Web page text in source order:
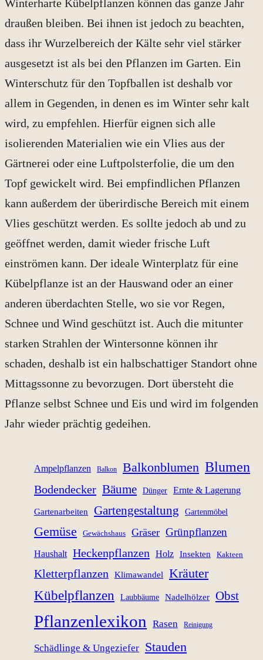
Winterharte Kübelpflanzen können das ganze Jahr
draußen bleiben. Bei ihnen ist jedoch zu beachten,
dass ihr Wurzelbereich der Kälte sehr viel stärker
ausgesetzt ist als bei den Pflanzen im Garten. Ein
Winterschutz für den Topfballen ist deshalb vor
allem in Gegenden, in denen es im Winter sehr kalt
wird, zu empfehlen. Hierfür eignen sich alle
isolierenden Materialien wie ein Vlies aus der
Gärtnerei oder eine Luftpolsterfolie, die um den
Topf gewickelt wird. Bei empfindlichen Pflanzen
kann außerdem der überirdische Bereich mit einem
Vlies geschützt werden. Es sollte jedoch ab und zu
geöffnet werden, damit wieder frische Luft
einströmen kann. Der ideale Winterplatz für eine
Kübelpflanze ist an der Hauswand oder an einer
anderen überdachten Stelle, wo sie vor Regen,
Schnee und Wind geschützt ist. Auch die mitunter
starken Strahlen der Wintersonne können ihr
schaden, deshalb ist ein halbschattiger Standort ohne
Mittagssonne zu bevorzugen. Dort übersteht die
Pflanze selbst Schnee und Eis und wird im folgenden
Jahr wieder prächtig gedeihen.
Ampelpflanzen Balkon Balkonblumen Blumen
Bodendecker Bäume Dünger Ernte & Lagerung
Gartenarbeiten Gartengestaltung Gartenmöbel
Gemüse Gewächshaus Gräser Grünpflanzen
Haushalt Heckenpflanzen Holz Insekten Kakteen
Kletterpflanzen Klimawandel Kräuter
Kübelpflanzen Laubbäume Nadelhölzer Obst
Pflanzenlexikon Rasen Reinigung
Schädlinge & Ungeziefer Stauden